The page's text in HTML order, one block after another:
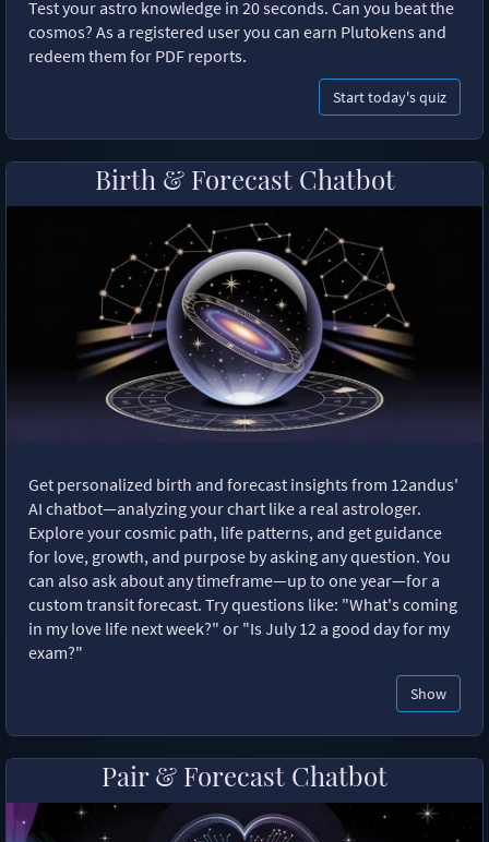
Test your astro knowledge in 20 seconds. Can you beat the
cosmos? As a registered user you can earn Plutokens and
redeem them for PDF reports.
Start today's quiz
Birth & Forecast Chatbot
Get personalized birth and forecast insights from 12andus'
AI chatbot—analyzing your chart like a real astrologer.
Explore your cosmic path, life patterns, and get guidance
for love, growth, and purpose by asking any question. You
can also ask about any timeframe—up to one year—for a
custom transit forecast. Try questions like: "What's coming
in my love life next week?" or "Is July 12 a good day for my
exam?"
Show
Pair & Forecast Chatbot